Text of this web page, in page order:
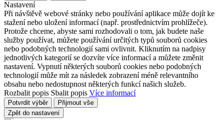
Nastavení
Při návštěvě webové stránky nebo používání aplikace může dojít ke
stažení nebo uložení informací (např. prostřednictvím prohlížeče).
Protože chceme, abyste sami rozhodovali o tom, jak budete naše
služby používat, můžete používání určitých typů souborů cookies
nebo podobných technologií sami ovlivnit. Kliknutím na nadpisy
jednotlivých kategorií se dozvíte více informací a můžete změnit
nastavení. Vypnutí některých souborů cookies nebo podobných
technologií může mít za následek zobrazení méně relevantního
obsahu nebo nedostupnost některých funkcí našich služeb.
Rozbalit popis Sbalit popis Více informací
Potvrdit výběr
Přijmout vše
Zpět do nastavení